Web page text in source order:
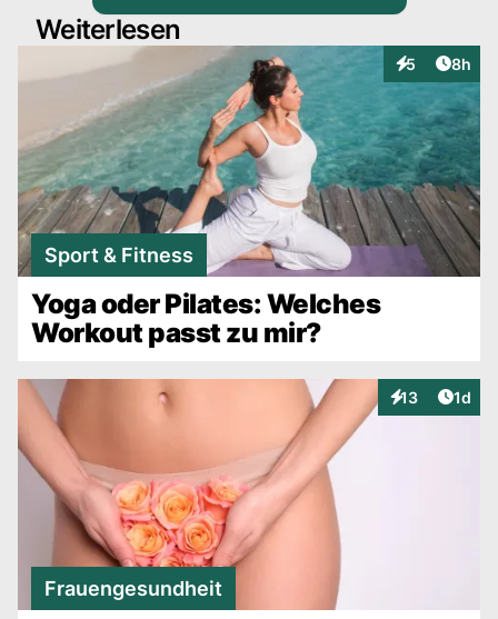
Weiterlesen
5
Interaktionen
8h
Sport & Fitness
Yoga oder Pilates: Welches
Workout passt zu mir?
13
Interaktionen
1d
Frauengesundheit